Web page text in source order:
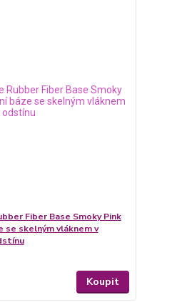
Fiber Base Smoky Pink
se skelným vláknem v
Koupit